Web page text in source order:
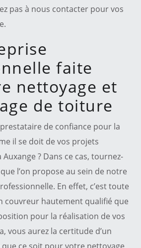
pas à nous contacter pour vos
faite
nettoyage et
de toiture
de confiance pour la
il se doit de vos projets
? Dans ce cas, tournez-
l’on propose au sein de notre
En effet, c’est toute
couvreur hautement qualifié que
pour la réalisation de vos
vous aurez la certitude d’un